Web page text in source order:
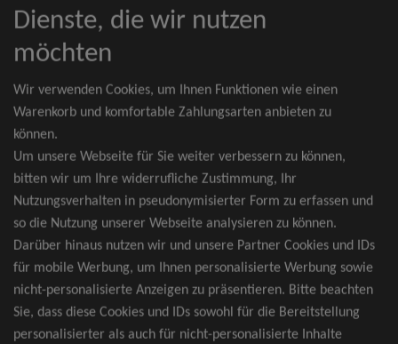
Zusatzangebote oder ähnliches.
Sie erhalten ausschließlich
zusammenhängende Sitzplätze, welche
nach der Bestplatzbuchung vergeben
werden.
wider Erwarten doch nicht verfügbar
sein, erhalten Sie von uns Tickets für die
nächst bessere Kategorie. Und das
kostenfrei und völlig automatisch.
TOP-Events
Dienste, die wir nutzen
möchten
Wir verwenden Cookies, um Ihnen Funktionen wie einen
Warenkorb und komfortable Zahlungsarten anbieten zu
können.
Um unsere Webseite für Sie weiter verbessern zu können,
bitten wir um Ihre widerrufliche Zustimmung, Ihr
Nutzungsverhalten in pseudonymisierter Form zu erfassen und
so die Nutzung unserer Webseite analysieren zu können.
Darüber hinaus nutzen wir und unsere Partner Cookies und IDs
für mobile Werbung, um Ihnen personalisierte Werbung sowie
nicht-personalisierte Anzeigen zu präsentieren. Bitte beachten
Sie, dass diese Cookies und IDs sowohl für die Bereitstellung
personalisierter als auch für nicht-personalisierte Inhalte